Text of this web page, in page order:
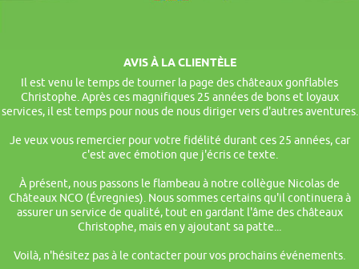
AVIS À LA CLIENTÈLE
Il est venu le temps de tourner la page des châteaux gonflables
Christophe. Après ces magnifiques 25 années de bons et loyaux
services, il est temps pour nous de nous diriger vers d'autres aventures.
Je veux vous remercier pour votre fidélité durant ces 25 années, car
c'est avec émotion que j'écris ce texte.
À présent, nous passons le flambeau à notre collègue Nicolas de
Châteaux NCO (Évregnies). Nous sommes certains qu'il continuera à
assurer un service de qualité, tout en gardant l'âme des châteaux
Christophe, mais en y ajoutant sa patte...
Voilà, n'hésitez pas à le contacter pour vos prochains événements.